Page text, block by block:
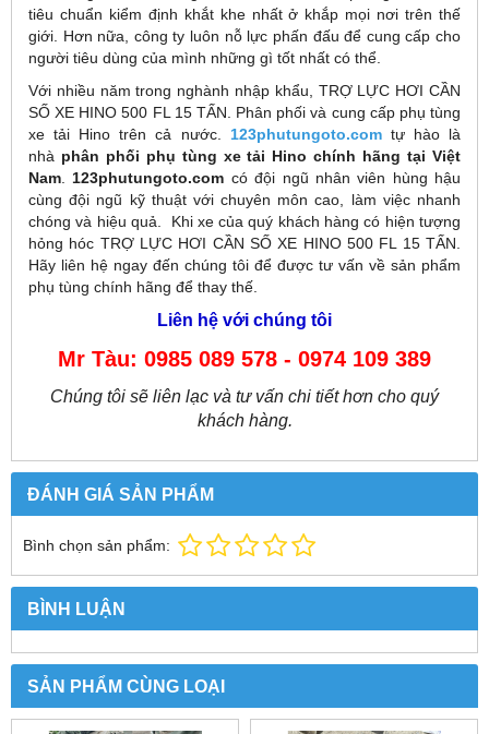
tiêu chuẩn kiểm định khắt khe nhất ở khắp mọi nơi trên thế
giới. Hơn nữa, công ty luôn nỗ lực phấn đấu để cung cấp cho
người tiêu dùng của mình những gì tốt nhất có thể.
Với nhiều năm trong nghành nhập khẩu, TRỢ LỰC HƠI CẦN
SỐ XE HINO 500 FL 15 TẤN. Phân phối và cung cấp phụ tùng
xe tải Hino trên cả nước. 123phutungoto.comtự hào là
nhà phân phối phụ tùng xe tải Hino chính hãng tại Việt
Nam
123phutungoto.com có đội ngũ nhân viên hùng hậu
cùng đội ngũ kỹ thuật với chuyên môn cao, làm việc nhanh
chóng và hiệu quả. Khi xe của quý khách hàng có hiện tượng
hỏng hóc TRỢ LỰC HƠI CẦN SỐ XE HINO 500 FL 15 TẤN.
Hãy liên hệ ngay đến chúng tôi để được tư vấn về sản phẩm
phụ tùng chính hãng để thay thế.
Liên hệ với chúng tôi
Mr Tàu: 0985 089 578 - 0974 109 389
Chúng tôi sẽ liên lạc và tư vấn chi tiết hơn cho quý
khách hàng.
ĐÁNH GIÁ SẢN PHẨM
Bình chọn sản phẩm:
BÌNH LUẬN
SẢN PHẨM CÙNG LOẠI